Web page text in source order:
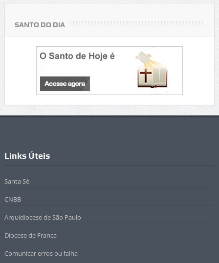
SANTO DO DIA
Links Úteis
Santa Sé
CNBB
Arquidiocese de São Paulo
Diocese de Franca
Comunicar erros ou falha